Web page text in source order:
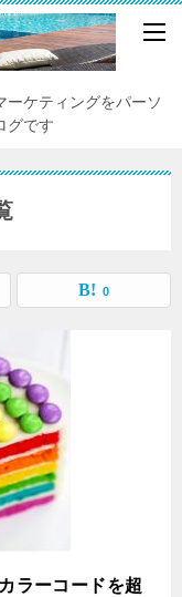
ーケティングをパーソ
グです
0
ラーコードを超